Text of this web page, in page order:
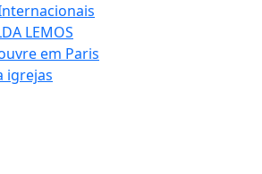
LEMOS
em Paris
igrejas